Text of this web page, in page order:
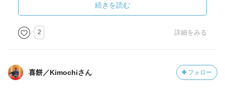
が、ひりひりと痛みをもって突いてくる。ゾンビになる文
脈。作中の創作論でがんがんハードルをあげておきなが
ら、作者の羽田さんは、見事にそれを超えたんだと思う。
こんな小説読んだことない、と思った。
続きを読む
2 詳細をみる
喜餅／Kimochiさん フォロー